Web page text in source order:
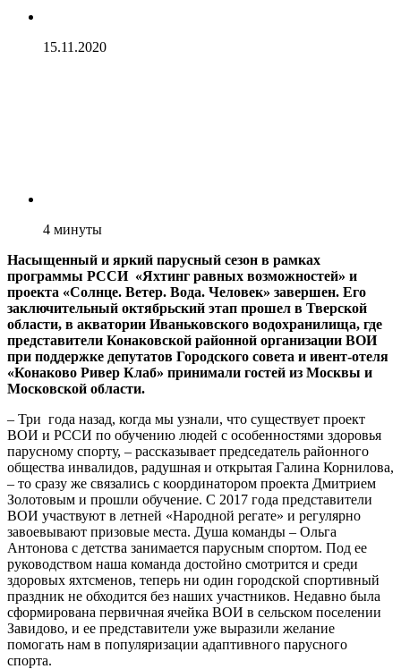
15.11.2020
4 минуты
Насыщенный и яркий парусный сезон в рамках
программы РССИ «Яхтинг равных возможностей» и
проекта «Солнце. Ветер. Вода. Человек» завершен. Его
заключительный октябрьский этап прошел в Тверской
области, в акватории Иваньковского водохранилища, где
представители Конаковской районной организации ВОИ
при поддержке депутатов Городского совета и ивент-отеля
«Конаково Ривер Клаб» принимали гостей из Москвы и
Московской области.
– Три года назад, когда мы узнали, что существует проект
ВОИ и РССИ по обучению людей с особенностями здоровья
парусному спорту, – рассказывает председатель районного
общества инвалидов, радушная и открытая Галина Корнилова,
– то сразу же связались с координатором проекта Дмитрием
Золотовым и прошли обучение. С 2017 года представители
ВОИ участвуют в летней «Народной регате» и регулярно
завоевывают призовые места. Душа команды – Ольга
Антонова с детства занимается парусным спортом. Под ее
руководством наша команда достойно смотрится и среди
здоровых яхтсменов, теперь ни один городской спортивный
праздник не обходится без наших участников. Недавно была
сформирована первичная ячейка ВОИ в сельском поселении
Завидово, и ее представители уже выразили желание
помогать нам в популяризации адаптивного парусного
спорта.